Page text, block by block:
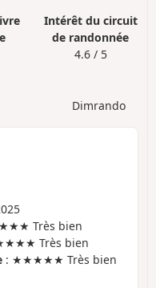
Intérêt du circuit
de randonnée
4.6 / 5
Dimrando
Très bien
Très bien
: ★★★★★ Très bien